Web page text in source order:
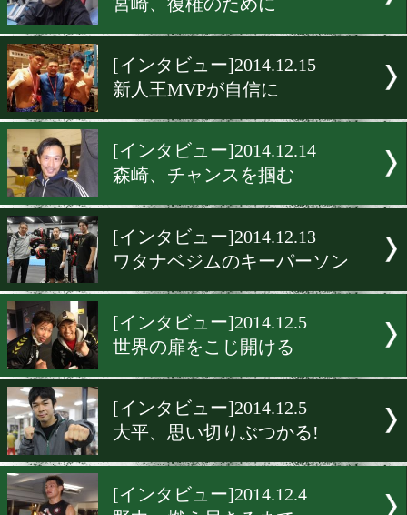
[インタビュー]2014.12.16
井岡、2015年に向けて
[インタビュー]2014.12.16
宮崎、復権のために
新人王MVPが自信に
[インタビュー]2014.12.14
森崎、チャンスを掴む
[インタビュー]2014.12.13
ワタナベジムのキーパーソ